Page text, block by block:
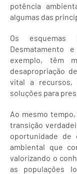
potência
algumas das
Os
Desmatamento
exemplo, têm
desapropriação
vital a recursos,
soluções para
Ao mesmo
transição
oportunidade de
ambiental que
valorizando o
as populações